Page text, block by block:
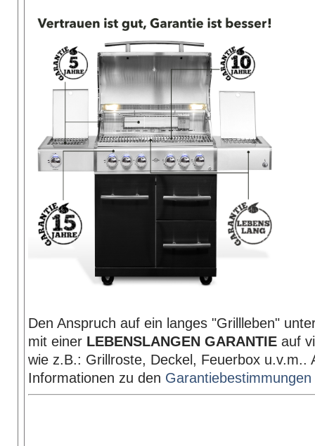
Den Anspruch auf ein langes "Grillleben"
mit einer LEBENSLANGEN GARANTIE auf
wie z.B.: Grillroste, Deckel, Feuerbox u.v.m..
Informationen zu den